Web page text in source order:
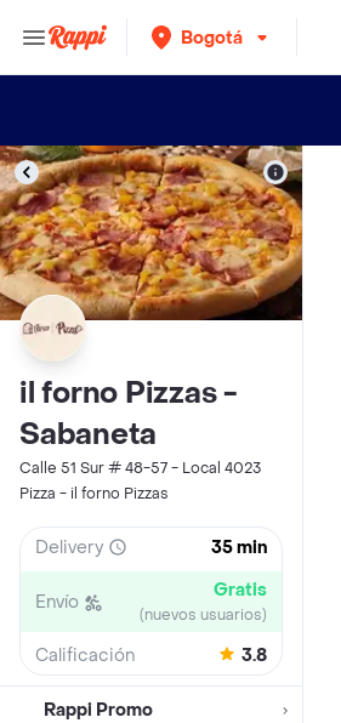
Bogotá
il forno Pizzas -
Sabaneta
Calle 51 Sur # 48-57 - Local 4023
Pizza - il forno Pizzas
Delivery 35 min
Envío Gratis
(nuevos usuarios)
Calificación 3.8
Rappi Promo